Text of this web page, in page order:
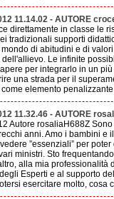
11.14.02 - AUTORE
direttamente in classe le
tradizionali supporti
di abitudini e di
Le infinite
per integrarlo in un
una strada per il
elemento
11.32.46 - AUTORE
Autore rosaliaH688Z
anni. Amo i bambini e
”essenziali” per
ministri. Sto
alla mia
Esperti e al supporto
esercitare molto, cosa